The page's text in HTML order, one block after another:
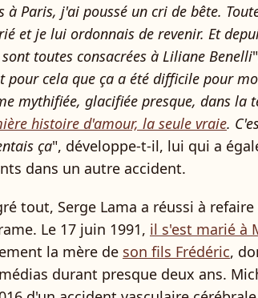
à Paris, j'ai poussé un cri de bête.
et je lui ordonnais de revenir. Et
sont toutes consacrées à Liliane Benelli
pour cela que ça a été difficile pour
mythifiée, glacifiée presque, dans la
histoire d'amour, la seule vraie.
ça", développe-t-il, lui qui a
dans un autre accident.
tout, Serge Lama a réussi à
Le 17 juin 1991, il s'est marié à
la mère de son fils Frédéric,
durant presque deux ans.